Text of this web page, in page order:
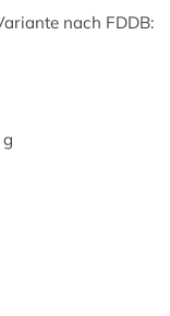
nach FDDB: